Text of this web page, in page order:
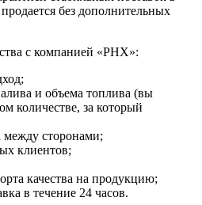
без дополнительных
с компанией «РНХ»:
и объема топлива (вы
количестве, за который
между сторонами;
клиентов;
качества на продукцию;
в течение 24 часов.